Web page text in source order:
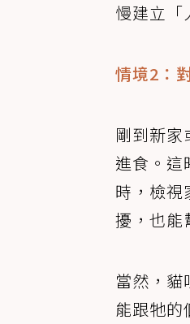
慢建立「
情境2：
剛到新
進食。這
時，檢視
擾，也能
當然，
能跟牠的